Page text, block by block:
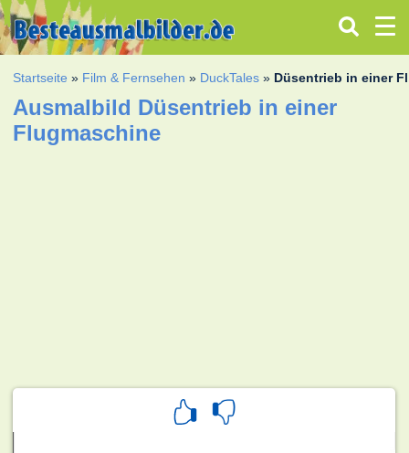
Startseite » Film & Fernsehen » DuckTales » Düsentrieb in einer
Ausmalbild Düsentrieb in einer
Flugmaschine